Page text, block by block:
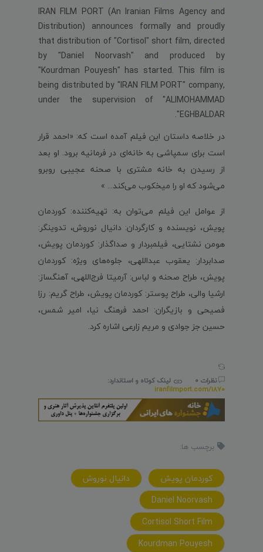
IRAN FILM PORT (An Iranian Films Agency and
Distribution) announces formally and proudly
that distribution of "Cortisol" short film, directed
by "Daniel Noorvash" and produced by
"Kourdman Pouyesh" has started. This film is
being distributed by "IRAN FILM PORT" company,
under the supervision of "ALIMOHAMMAD
EGHBALDAR".
در خلاصه داستان این فیلم آمده است که: «احمد قرار
است برای سمپاشی به خانه‌ای در فرمانیه برود. او بعد
از رسیدن به خانه مشتری با صحنه عجیبی روبرو
می‌شود که او را میخکوب می‌کند... »
از عوامل این فیلم می‌توان به: تهیه‌کننده: کوردمان
پویش، نویسنده و کارگردان: دانیال نوروش، تدوینگر:
هومن نشتایی، فیلمبردار و صداگذار: کوردمان پویش،
صدابردار: یعقوب عبداللهی، جلوه‌های ویژه: کوردمان
پویش، طراح صحنه و لباس: آرمیتا فرج‌اللهی، آهنگساز:
ارشیا والی، طراح پوستر: کوردمان پویش، طراح گریم: رزا
فصیحی و بازیگران: احمد فرهنگ نیا، امیر شمس،
حسین جز جوادی و مریم زارعی اشاره کرد.
نظرات 0
لینک کوتاه و استاندارد:
iranfilmport.com/1870
برچسب ها:
کوردمان پويش
دانيال نوروش
Daniel Noorvash
Cortisol Short Film
Kourdman Pouyesh